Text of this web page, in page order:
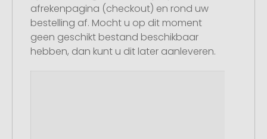
afrekenpagina (checkout) en rond uw
bestelling af. Mocht u op dit moment
geen geschikt bestand beschikbaar
hebben, dan kunt u dit later aanleveren.